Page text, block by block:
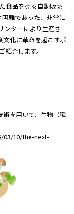
食品を売る自動販売
難であった、非常に
ンターにより生産さ
文化に革命を起こすポ
介します。
術を用いて、生物（種
03/10/the-next-